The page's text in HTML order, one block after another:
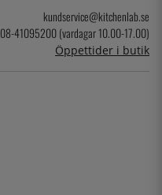
kundservice@kitchenlab.se
08-41095200 (vardagar 10.00-17.00)
Öppettider i butik